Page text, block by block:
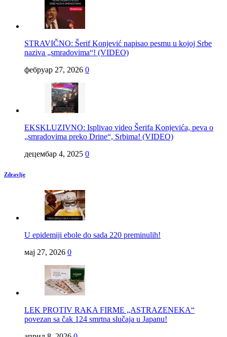
STRAVIČNO: Šerif Konjević napisao pesmu u kojoj Srbe
naziva „smradovima“! (VIDEO)
фебруар 27, 2026 0
EKSKLUZIVNO: Isplivao video Šerifa Konjevića, peva o
„smradovima preko Drine“, Srbima! (VIDEO)
децембар 4, 2025 0
Zdravlje
U epidemiji ebole do sada 220 preminulih!
мај 27, 2026 0
LEK PROTIV RAKA FIRME „ASTRAZENEKA“
povezan sa čak 124 smrtna slučaja u Japanu!